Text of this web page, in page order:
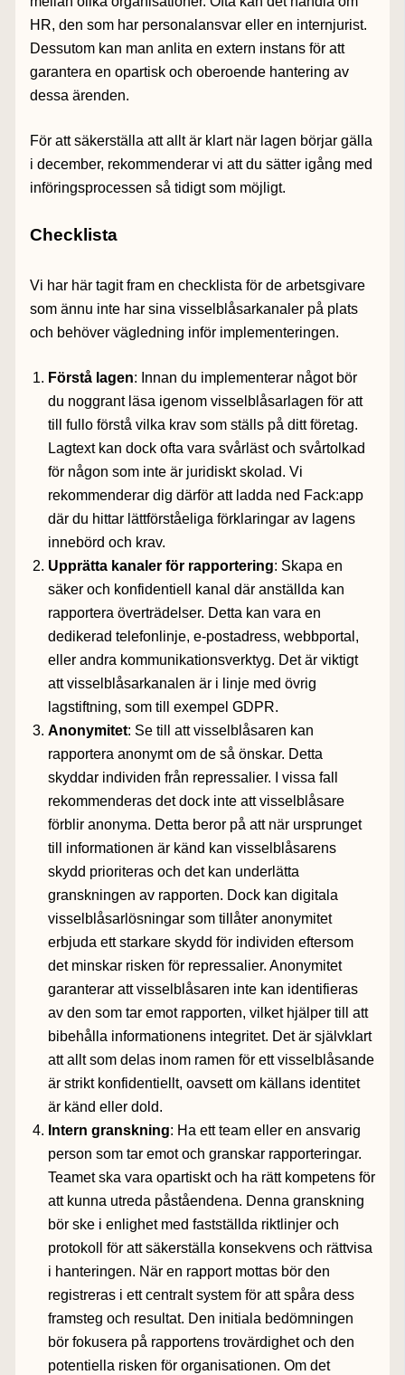
HR, den som har personalansvar eller en internjurist.
Dessutom kan man anlita en extern instans för att
garantera en opartisk och oberoende hantering av
dessa ärenden.
För att säkerställa att allt är klart när lagen börjar gälla
i december, rekommenderar vi att du sätter igång med
införingsprocessen så tidigt som möjligt.
Checklista
Vi har här tagit fram en checklista för de arbetsgivare
som ännu inte har sina visselblåsarkanaler på plats
och behöver vägledning inför implementeringen.
Förstå lagen: Innan du implementerar något bör
du noggrant läsa igenom visselblåsarlagen för att
till fullo förstå vilka krav som ställs på ditt företag.
Lagtext kan dock ofta vara svårläst och svårtolkad
för någon som inte är juridiskt skolad. Vi
rekommenderar dig därför att ladda ned Fack:app
där du hittar lättförståeliga förklaringar av lagens
innebörd och krav.
Upprätta kanaler för rapportering: Skapa en
säker och konfidentiell kanal där anställda kan
rapportera överträdelser. Detta kan vara en
dedikerad telefonlinje, e-postadress, webbportal,
eller andra kommunikationsverktyg. Det är viktigt
att visselblåsarkanalen är i linje med övrig
lagstiftning, som till exempel GDPR.
Anonymitet: Se till att visselblåsaren kan
rapportera anonymt om de så önskar. Detta
skyddar individen från repressalier. I vissa fall
rekommenderas det dock inte att visselblåsare
förblir anonyma. Detta beror på att när ursprunget
till informationen är känd kan visselblåsarens
skydd prioriteras och det kan underlätta
granskningen av rapporten. Dock kan digitala
visselblåsarlösningar som tillåter anonymitet
erbjuda ett starkare skydd för individen eftersom
det minskar risken för repressalier. Anonymitet
garanterar att visselblåsaren inte kan identifieras
av den som tar emot rapporten, vilket hjälper till att
bibehålla informationens integritet. Det är självklart
att allt som delas inom ramen för ett visselblåsande
är strikt konfidentiellt, oavsett om källans identitet
är känd eller dold.
Intern granskning: Ha ett team eller en ansvarig
person som tar emot och granskar rapporteringar.
Teamet ska vara opartiskt och ha rätt kompetens för
att kunna utreda påståendena. Denna granskning
bör ske i enlighet med fastställda riktlinjer och
protokoll för att säkerställa konsekvens och rättvisa
i hanteringen. När en rapport mottas bör den
registreras i ett centralt system för att spåra dess
framsteg och resultat. Den initiala bedömningen
bör fokusera på rapportens trovärdighet och den
potentiella risken för organisationen. Om det